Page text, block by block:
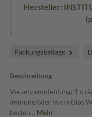
Hersteller:
Packungsbeilage
Beschreibung
Verzehrempfehlung: 1 x
Immunelixier in ein Glas
besten… Mehr